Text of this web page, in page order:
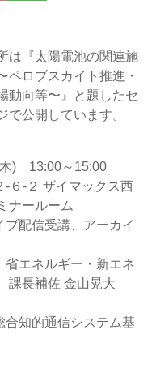
は『太陽電池の関連施
ペロブスカイト推進・
動向等〜』と題したセ
で公開しています。
木) 13:00～15:00
-６-２ ザイマックス西
ナールーム
配信受講、アーカイ
エネルギー・新エネ
課長補佐 金山晃大
知的通信システム基